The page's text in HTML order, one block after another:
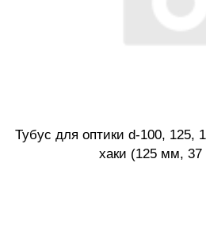
Тубус для оптики d-100, 125,
хаки (125 мм,